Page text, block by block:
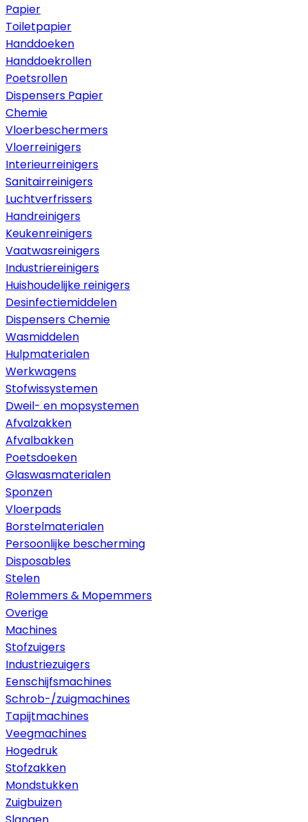
Papier
Toiletpapier
Handdoeken
Handdoekrollen
Poetsrollen
Dispensers Papier
Chemie
Vloerbeschermers
Vloerreinigers
Interieurreinigers
Sanitairreinigers
Luchtverfrissers
Handreinigers
Keukenreinigers
Vaatwasreinigers
Industriereinigers
Huishoudelijke reinigers
Desinfectiemiddelen
Dispensers Chemie
Wasmiddelen
Hulpmaterialen
Werkwagens
Stofwissystemen
Dweil- en mopsystemen
Afvalzakken
Afvalbakken
Poetsdoeken
Glaswasmaterialen
Sponzen
Vloerpads
Borstelmaterialen
Persoonlijke bescherming
Disposables
Stelen
Rolemmers & Mopemmers
Overige
Machines
Stofzuigers
Industriezuigers
Eenschijfsmachines
Schrob-/zuigmachines
Tapijtmachines
Veegmachines
Hogedruk
Stofzakken
Mondstukken
Zuigbuizen